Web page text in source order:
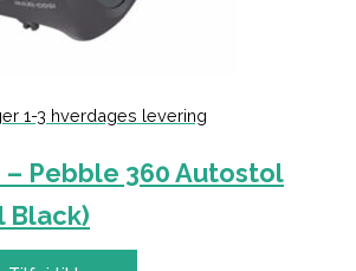
1-3 hverdages levering
– Pebble 360 Autostol
Black)